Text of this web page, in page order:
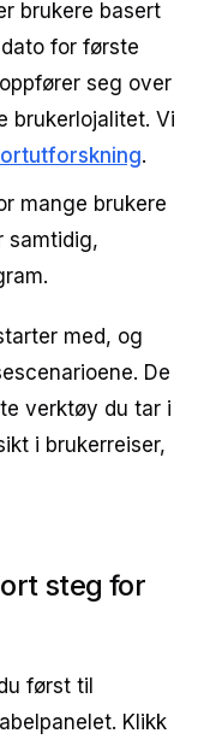
brukere basert
for første
seg over
brukerlojalitet. Vi
.
mange brukere
samtidig,
med, og
De
verktøy du tar i
i brukerreiser,
steg for
først til
Klikk